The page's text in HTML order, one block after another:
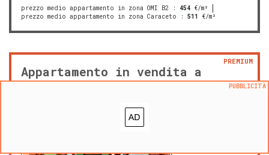
prezzo medio appartamento in zona OMI B2 : 454 €/m²
prezzo medio appartamento in zona Caraceto : 511 €/m²
Appartamento in vendita a
Brusnengo(BI
PREMIUM
PUBBLICITÀ